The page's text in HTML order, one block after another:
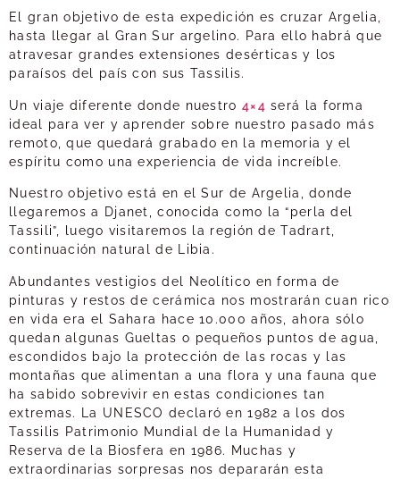
El gran objetivo de esta expedición es cruzar Argelia,
hasta llegar al Gran Sur argelino. Para ello habrá que
atravesar grandes extensiones desérticas y los
paraísos del país con sus Tassilis.
Un viaje diferente donde nuestro 4×4 será la forma
ideal para ver y aprender sobre nuestro pasado más
remoto, que quedará grabado en la memoria y el
espíritu como una experiencia de vida increíble.
Nuestro objetivo está en el Sur de Argelia, donde
llegaremos a Djanet, conocida como la “perla del
Tassili”, luego visitaremos la región de Tadrart,
continuación natural de Libia.
Abundantes vestigios del Neolítico en forma de
pinturas y restos de cerámica nos mostrarán cuan rico
en vida era el Sahara hace 10.000 años, ahora sólo
quedan algunas Gueltas o pequeños puntos de agua,
escondidos bajo la protección de las rocas y las
montañas que alimentan a una flora y una fauna que
ha sabido sobrevivir en estas condiciones tan
extremas. La UNESCO declaró en 1982 a los dos
Tassilis Patrimonio Mundial de la Humanidad y
Reserva de la Biosfera en 1986. Muchas y
extraordinarias sorpresas nos depararán esta